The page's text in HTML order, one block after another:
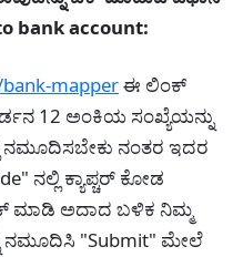
bank account:
mapperಈ ಲಿಂಕ್
12 ಅಂಕಿಯ ಸಂಖ್ಯೆಯನ್ನು
ನಮೂದಿಸಬೇಕು ನಂತರ ಇದರ
ನಲ್ಲಿ ಕ್ಯಾಪ್ಚರ್ ಕೋಡ
ಮಾಡಿ ಅದಾದ ಬಳಿಕ ನಿಮ್ಮ
ನಮೂದಿಸಿ "Submit" ಮೇಲೆ